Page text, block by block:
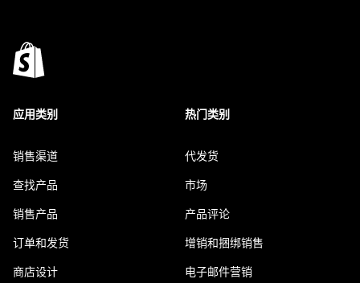
应用类别
销售渠道
查找产品
销售产品
订单和发货
商店设计
热门类别
代发货
市场
产品评论
增销和捆绑销售
电子邮件营销